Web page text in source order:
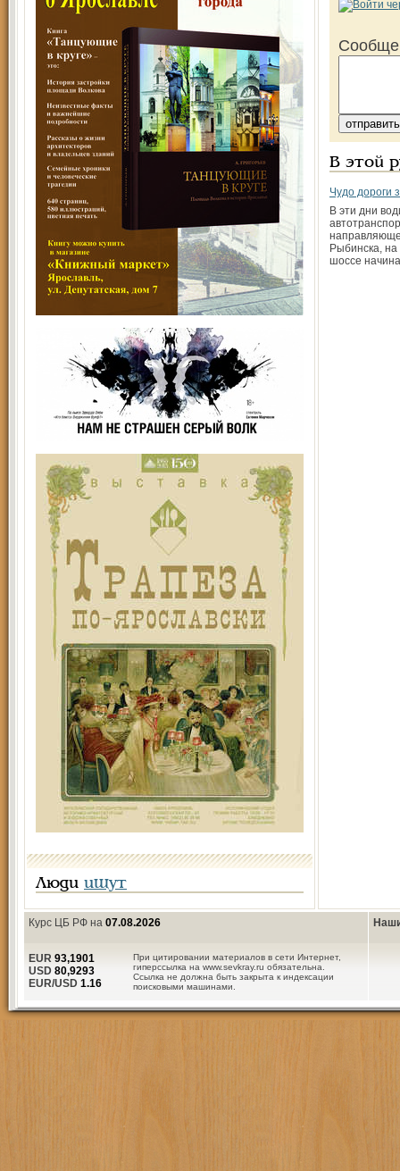
Люди ищут
В этой
Чудо­ дороги
В эти дни
Рыбинска,
шоссе
Курс ЦБ РФ на 07.08.2026
При цитировании материалов в сети Интернет,
гиперссылка на www.sevkray.ru обязательна.
Ссылка не должна быть закрыта к индексации
поисковыми машинами.
EUR 93,1901
USD 80,9293
EUR/USD 1.16